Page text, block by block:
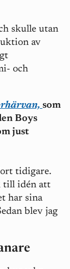
skulle utan
av
och
som
Boys
just
tidigare.
till idén att
har sina
blev jag